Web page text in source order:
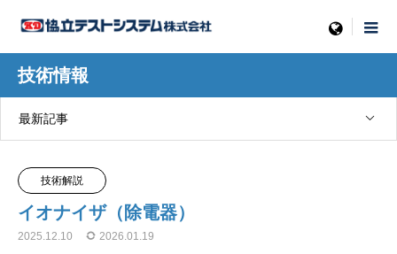
menu
技術情報
最新記事
技術解説
イオナイザ（除電器）
2025.12.10 2026.01.19